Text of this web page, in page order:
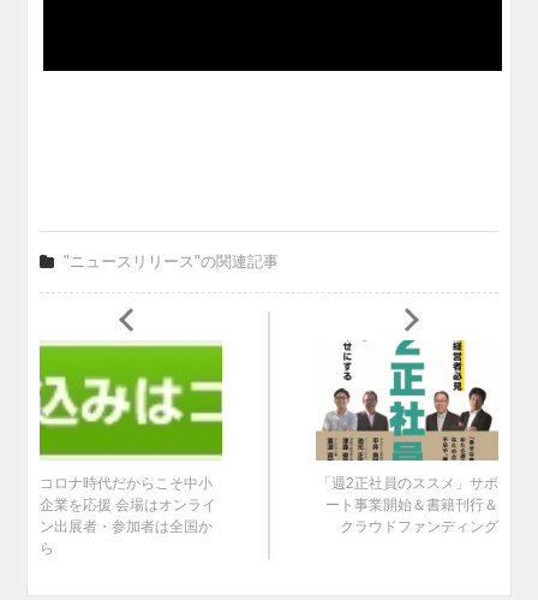
"ニュースリリース"の関連記事
コロナ時代だからこそ中小
企業を応援 会場はオンライ
ン出展者・参加者は全国か
ら
「週2正社員のススメ」サポ
ート事業開始＆書籍刊行＆
クラウドファンディング